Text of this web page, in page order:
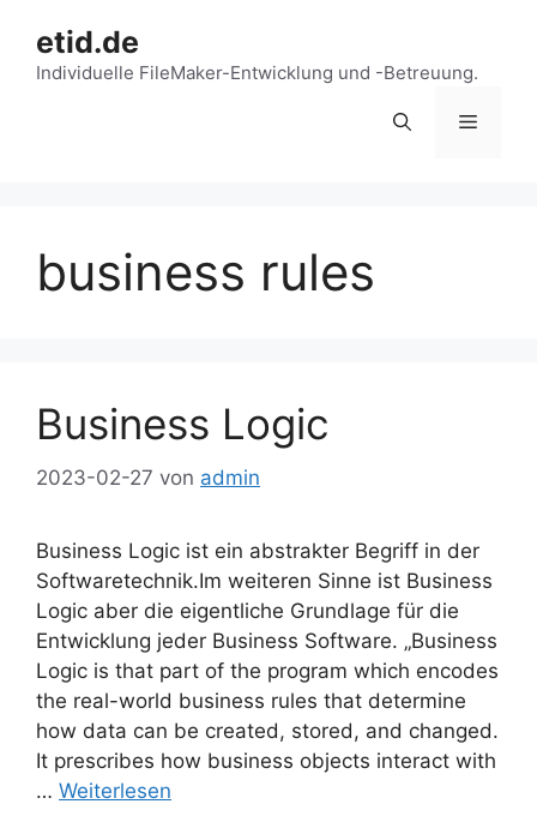
Inhalt
springen
etid.de
Individuelle FileMaker-Entwicklung und -Betreuung.
Menü
business rules
Business Logic
2023-02-27 von admin
Business Logic ist ein abstrakter Begriff in der
Softwaretechnik.Im weiteren Sinne ist Business
Logic aber die eigentliche Grundlage für die
Entwicklung jeder Business Software. „Business
Logic is that part of the program which encodes
the real-world business rules that determine
how data can be created, stored, and changed.
It prescribes how business objects interact with
… Weiterlesen